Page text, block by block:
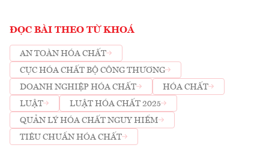
ĐỌC BÀI THEO TỪ KHOÁ
AN TOÀN HÓA CHẤT
CỤC HÓA CHẤT BỘ CÔNG THƯƠNG
DOANH NGHIỆP HÓA CHẤT
HÓA CHẤT
LUẬT
LUẬT HÓA CHẤT 2025
QUẢN LÝ HÓA CHẤT NGUY HIỂM
TIÊU CHUẨN HÓA CHẤT